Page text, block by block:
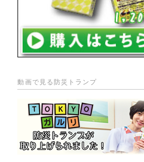
動画で見る防災トランプ